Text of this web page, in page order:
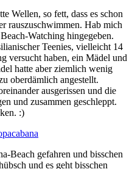
Wellen, so fett, dass es schon
rauszuschwimmen. Hab mich
Watching hingegeben.
Teenies, vielleicht 14
versucht haben, ein Mädel und
hatte aber ziemlich wenig
oberdämlich angestellt.
ausgerissen und die
und zusammen geschleppt.
:)
Beach gefahren und bisschen
und es geht bisschen